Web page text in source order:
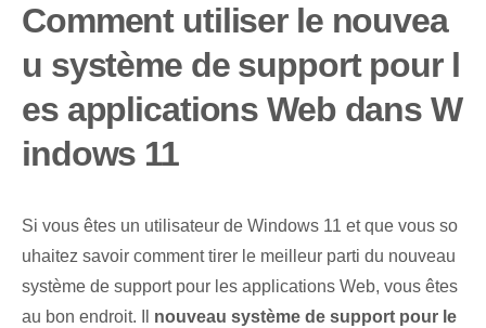
Comment utiliser le nouvea
u système de support pour l
es applications Web dans W
indows 11
Si vous êtes un utilisateur de Windows 11 et que vous so
uhaitez savoir comment tirer le meilleur parti du nouveau
système de support pour les applications Web, vous êtes
au bon endroit. Il nouveau système de support pour le